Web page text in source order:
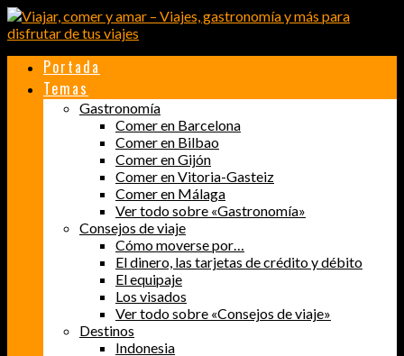
Portada
Temas
Gastronomía
Comer en Barcelona
Comer en Bilbao
Comer en Gijón
Comer en Vitoria-Gasteiz
Comer en Málaga
Ver todo sobre «Gastronomía»
Consejos de viaje
Cómo moverse por…
El dinero, las tarjetas de crédito y débito
El equipaje
Los visados
Ver todo sobre «Consejos de viaje»
Destinos
Indonesia